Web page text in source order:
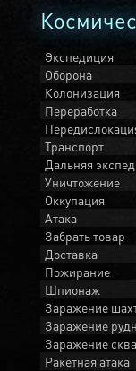
Экспедиция
Оборона
Колонизация
Переработка
Транспорт
Дальняя
Уничтожение
Оккупация
Атака
Забрать товар
Доставка
Пожирание
Шпионаж
Заражение
Заражение
Заражение
Ракетная атака